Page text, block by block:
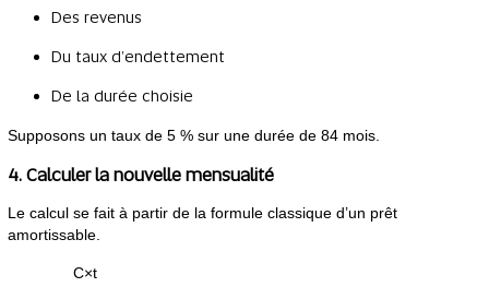
Des revenus
Du taux d’endettement
De la durée choisie
Supposons un taux de 5 % sur une durée de 84 mois.
4. Calculer la nouvelle mensualité
Le calcul se fait à partir de la formule classique d’un prêt
amortissable.
C×t​